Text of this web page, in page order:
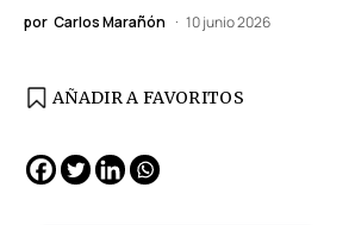
por Carlos Marañón 10 junio 2026
AÑADIR A FAVORITOS